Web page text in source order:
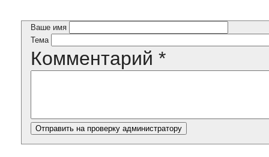
Ваше имя
Тема
Комментарий *